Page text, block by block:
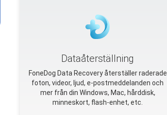
Dataåterställning
FoneDog Data Recovery återställer raderade
foton, videor, ljud, e-postmeddelanden och
mer från din Windows, Mac, hårddisk,
minneskort, flash-enhet, etc.